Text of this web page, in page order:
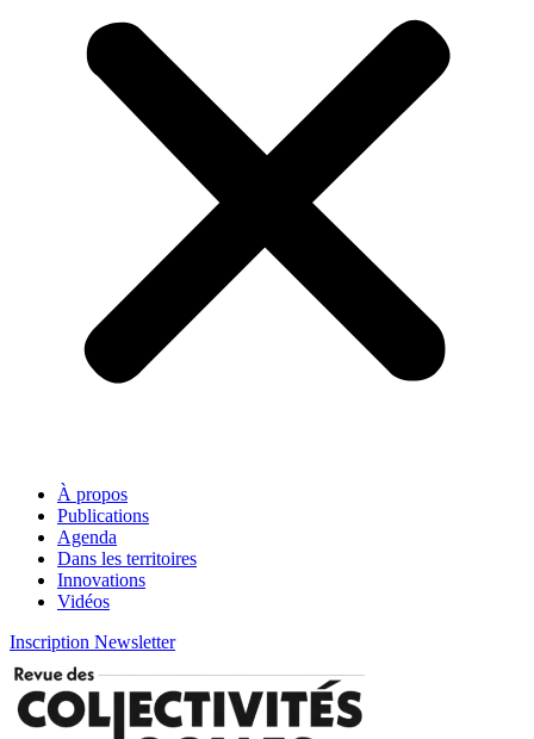
À propos
Publications
Agenda
Dans les territoires
Innovations
Vidéos
Inscription Newsletter